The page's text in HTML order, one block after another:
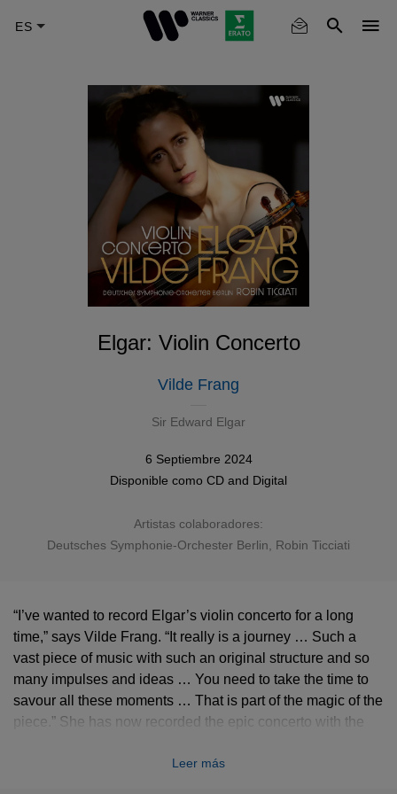
Elgar: Violin Concerto
Vilde Frang
Sir Edward Elgar
6 Septiembre 2024
Disponible como CD and Digital
Artistas colaboradores:
Deutsches Symphonie-Orchester Berlin , Robin Ticciati
“I’ve wanted to record Elgar’s violin concerto for a long
time,” says Vilde Frang. “It really is a journey … Such a
vast piece of music with such an original structure and so
many impulses and ideas … You need to take the time to
savour all these moments … That is part of the magic of the
piece.” She has now recorded the epic concerto with the
director, Robin Ticciati. The album is completed with a
Leer más